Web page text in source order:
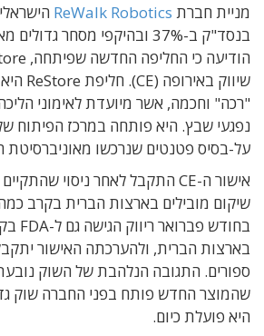
מניית חברת ReWalk Robotics
בנסד"ק ב-37% ובהיקפי מסחר
הודיעה כי החליפה החדשה שפיתחה,
שיווק באירופה (CE). חליפת ReStore
"רכה" וחכמה, אשר מיועדת לאימוני
נפגעי שבץ. היא פותחה במרכז הפיתוח
על-בסיס פטנטים שנרכשו מאוניברסיטת
אישור ה-CE
שיקום מובילים בארצות הברית בקרב
בחודש פברואר ריווק הגישה גם ל-FDA
בארצות הברית, ולהערכתה האישור
ספורים. התגובה הנלהבת של השוק
שהמוצר החדש פותח בפני החברה שוק
היא פועלת כיום.